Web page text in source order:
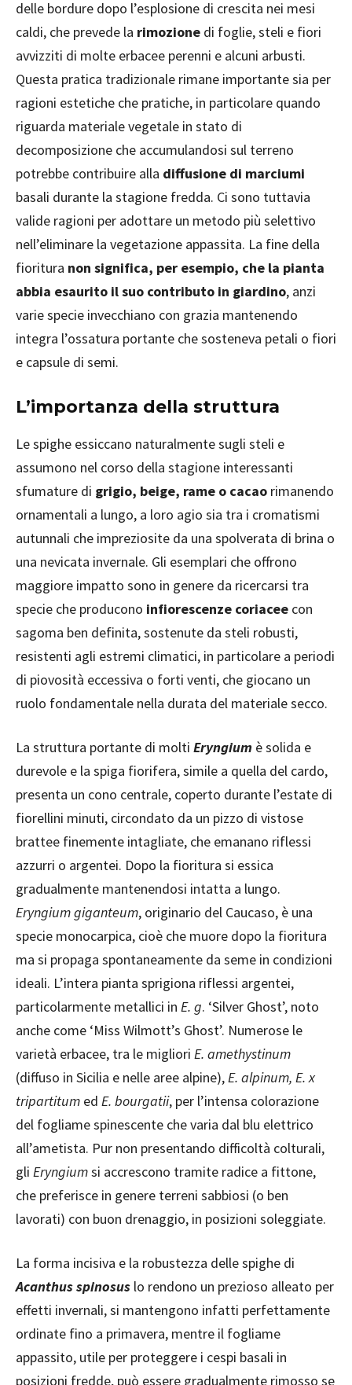
delle bordure dopo l’esplosione di crescita nei mesi
caldi, che prevede la rimozione di foglie, steli e fiori
avvizziti di molte erbacee perenni e alcuni arbusti.
Questa pratica tradizionale rimane importante sia per
ragioni estetiche che pratiche, in particolare quando
riguarda materiale vegetale in stato di
decomposizione che accumulandosi sul terreno
potrebbe contribuire alla diffusione di marciumi
basali durante la stagione fredda. Ci sono tuttavia
valide ragioni per adottare un metodo più selettivo
nell’eliminare la vegetazione appassita. La fine della
fioritura non significa, per esempio, che la pianta
abbia esaurito il suo contributo in giardino, anzi
varie specie invecchiano con grazia mantenendo
integra l’ossatura portante che sosteneva petali o fiori
e capsule di semi.
L’importanza della struttura
Le spighe essiccano naturalmente sugli steli e
assumono nel corso della stagione interessanti
sfumature di grigio, beige, rame o cacao rimanendo
ornamentali a lungo, a loro agio sia tra i cromatismi
autunnali che impreziosite da una spolverata di brina o
una nevicata invernale. Gli esemplari che offrono
maggiore impatto sono in genere da ricercarsi tra
specie che producono infiorescenze coriacee con
sagoma ben definita, sostenute da steli robusti,
resistenti agli estremi climatici, in particolare a periodi
di piovosità eccessiva o forti venti, che giocano un
ruolo fondamentale nella durata del materiale secco.
La struttura portante di molti Eryngium è solida e
durevole e la spiga fiorifera, simile a quella del cardo,
presenta un cono centrale, coperto durante l’estate di
fiorellini minuti, circondato da un pizzo di vistose
brattee finemente intagliate, che emanano riflessi
azzurri o argentei. Dopo la fioritura si essica
gradualmente mantenendosi intatta a lungo.
Eryngium giganteum, originario del Caucaso, è una
specie monocarpica, cioè che muore dopo la fioritura
ma si propaga spontaneamente da seme in condizioni
ideali. L’intera pianta sprigiona riflessi argentei,
particolarmente metallici in E. g. ‘Silver Ghost’, noto
anche come ‘Miss Wilmott’s Ghost’. Numerose le
varietà erbacee, tra le migliori E. amethystinum
(diffuso in Sicilia e nelle aree alpine),E. alpinum, E. x
tripartitum ed E. bourgatii, per l’intensa colorazione
del fogliame spinescente che varia dal blu elettrico
all’ametista. Pur non presentando difficoltà colturali,
gli Eryngiumsi accrescono tramite radice a fittone,
che preferisce in genere terreni sabbiosi (o ben
lavorati) con buon drenaggio, in posizioni soleggiate.
La forma incisiva e la robustezza delle spighe di
Acanthus spinosus lo rendono un prezioso alleato per
effetti invernali, si mantengono infatti perfettamente
ordinate fino a primavera, mentre il fogliame
appassito, utile per proteggere i cespi basali in
posizioni fredde, può essere gradualmente rimosso se